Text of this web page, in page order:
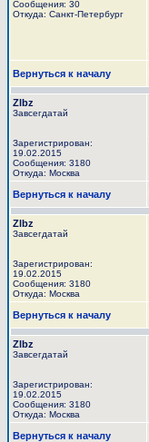
Сообщения: 30
Откуда: Санкт-Петербург
Вернуться к началу
Zlbz
Завсегдатай
Зарегистрирован:
19.02.2015
Сообщения: 3180
Откуда: Москва
Вернуться к началу
Zlbz
Завсегдатай
Зарегистрирован:
19.02.2015
Сообщения: 3180
Откуда: Москва
Вернуться к началу
Zlbz
Завсегдатай
Зарегистрирован:
19.02.2015
Сообщения: 3180
Откуда: Москва
Вернуться к началу